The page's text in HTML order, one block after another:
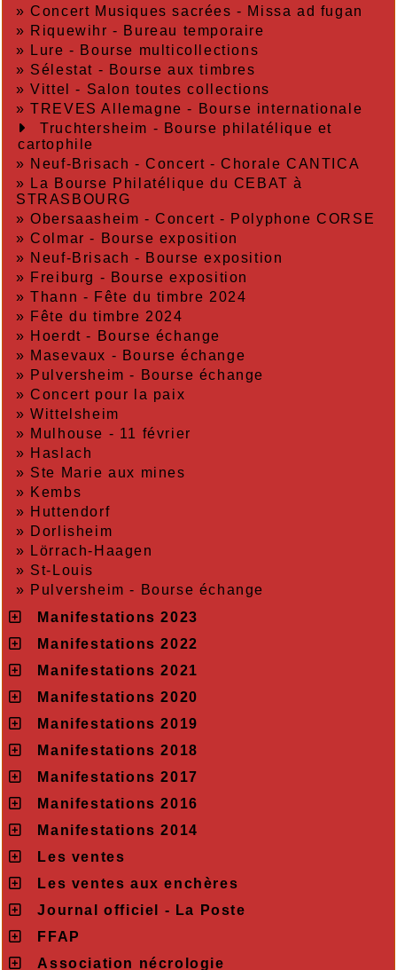
»Concert Musiques sacrées - Missa ad fugan
» Riquewihr - Bureau temporaire
» Lure - Bourse multicollections
» Sélestat - Bourse aux timbres
»Vittel - Salon toutes collections
»TREVES Allemagne - Bourse internationale
Truchtersheim - Bourse philatélique et
cartophile
» Neuf-Brisach - Concert - Chorale CANTICA
» La Bourse Philatélique du CEBAT à
STRASBOURG
»Obersaasheim - Concert - Polyphone CORSE
»Colmar - Bourse exposition
» Neuf-Brisach - Bourse exposition
» Freiburg - Bourse exposition
»Thann - Fête du timbre 2024
» Fête du timbre 2024
» Hoerdt - Bourse échange
» Masevaux - Bourse échange
» Pulversheim - Bourse échange
»Concert pour la paix
»Wittelsheim
» Mulhouse - 11 février
» Haslach
» Ste Marie aux mines
» Kembs
» Huttendorf
» Dorlisheim
» Lörrach-Haagen
» St-Louis
» Pulversheim - Bourse échange
Manifestations 2023
Manifestations 2022
Manifestations 2021
Manifestations 2020
Manifestations 2019
Manifestations 2018
Manifestations 2017
Manifestations 2016
Manifestations 2014
Les ventes
Les ventes aux enchères
Journal officiel - La Poste
FFAP
Association nécrologie